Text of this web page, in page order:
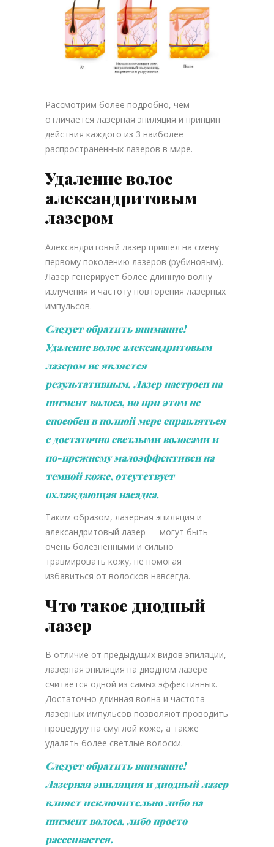
Рассмотрим более подробно, чем
отличается лазерная эпиляция и принцип
действия каждого из 3 наиболее
распространенных лазеров в мире.
Удаление волос
александритовым
лазером
Александритовый лазер пришел на смену
первому поколению лазеров (рубиновым).
Лазер генерирует более длинную волну
излучения и частоту повторения лазерных
импульсов.
Следует обратить внимание!
Удаление волос александритовым
лазером не является
результативным. Лазер настроен на
пигмент волоса, но при этом не
способен в полной мере справляться
с достаточно светлыми волосами и
по-прежнему малоэффективен на
темной коже, отсутствует
охлаждающая насадка.
Таким образом, лазерная эпиляция и
александритовый лазер — могут быть
очень болезненными и сильно
травмировать кожу, не помогая
избавиться от волосков навсегда.
Что такое диодный
лазер
В отличие от предыдущих видов эпиляции,
лазерная эпиляция на диодном лазере
считается одной из самых эффективных.
Достаточно длинная волна и частота
лазерных импульсов позволяют проводить
процедуру на смуглой коже, а также
удалять более светлые волоски.
Следует обратить внимание!
Лазерная эпиляция и диодный лазер
влияет исключительно либо на
пигмент волоса, либо просто
рассеивается.